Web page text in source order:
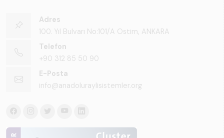
Adres
100. Yıl Bulvarı No:101/A Ostim, ANKARA
Telefon
+90 312 85 50 90
E-Posta
info@anadoluraylisistemler.org